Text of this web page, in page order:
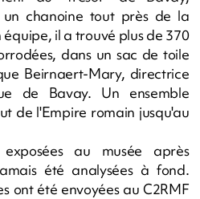
chanoine tout près de la
il a trouvé plus de 370
dans un sac de toile
Beirnaert-Mary, directrice
de Bavay. Un ensemble
de l'Empire romain jusqu'au
au musée après
été analysées à fond.
ont été envoyées au C2RMF